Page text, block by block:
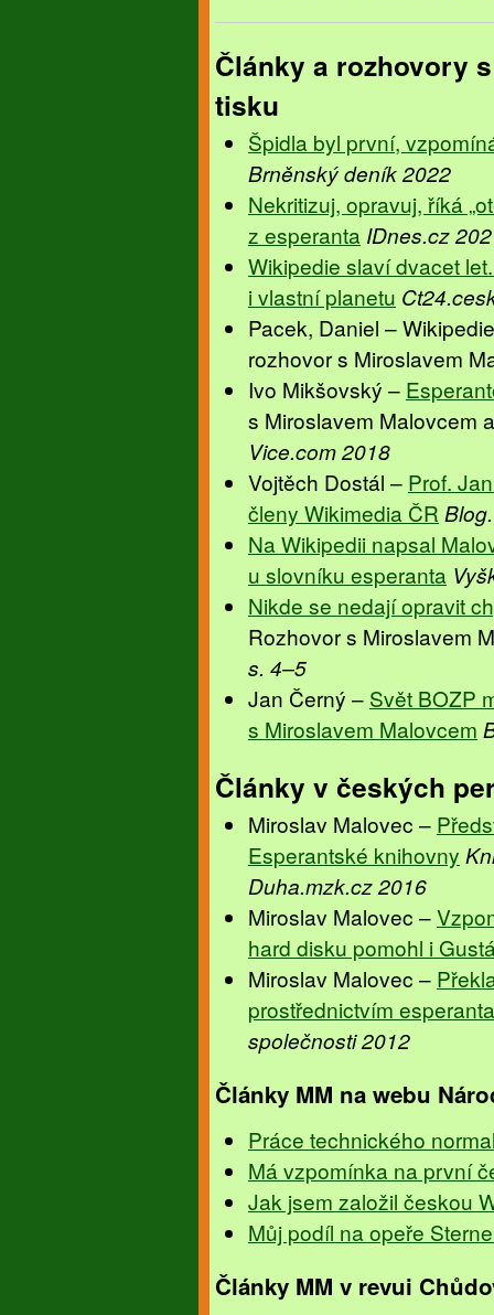
Články a rozhovory
tisku
Špidla byl první,
Brněnský deník 2022
Nekritizuj, opravuj, říká
z esperanta IDnes.cz
Wikipedie slaví dvacet
i vlastní planetu
Pacek, Daniel –
rozhovor s Miroslavem
Ivo Mikšovský –
s Miroslavem Malovcem
Vice.com 2018
Vojtěch Dostál – Prof.
členy Wikimedia ČR
Na Wikipedii napsal
u slovníku esperanta
Nikde se nedají opravit
Rozhovor s Miroslavem
s. 4–5
Jan Černý – Svět BOZP
s Miroslavem Malovcem
Články v českých
Miroslav Malovec –
Esperantské knihovny
Duha.mzk.cz 2016
Miroslav Malovec –
hard disku pomohl i
Miroslav Malovec –
prostřednictvím esperanta
společnosti 2012
Články MM na webu
Práce technického
Má vzpomínka na první
Jak jsem založil českou
Můj podíl na opeře
Články MM v revui